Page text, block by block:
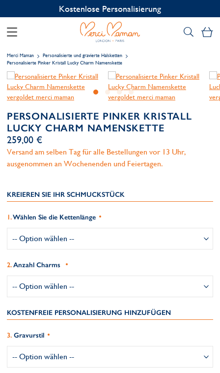
Kostenlose Personalisierung
Merci Maman
Personalisierte und gravierte Halsketten
Personalisierte Pinker Kristall Lucky Charm Namenskette
PERSONALISIERTE PINKER KRISTALL
LUCKY CHARM NAMENSKETTE
259,00 €
Versand am selben Tag für alle Bestellungen vor 13 Uhr,
ausgenommen an Wochenenden und Feiertagen.
KREIEREN SIE IHR SCHMUCKSTÜCK
Wählen Sie die Kettenlänge
Anzahl Charms
KOSTENFREIE PERSONALISIERUNG HINZUFÜGEN
Gravurstil